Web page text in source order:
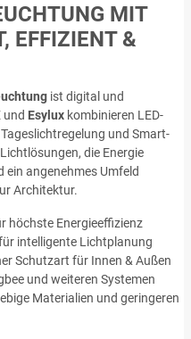
MIT
EFFIZIENT &
ist digital und
und Esylux kombinieren LED-
und Smart-
die Energie
ein angenehmes Umfeld
Architektur.
höchste Energieeffizienz
intelligente Lichtplanung
Schutzart für Innen & Außen
und weiteren Systemen
Materialien und geringeren